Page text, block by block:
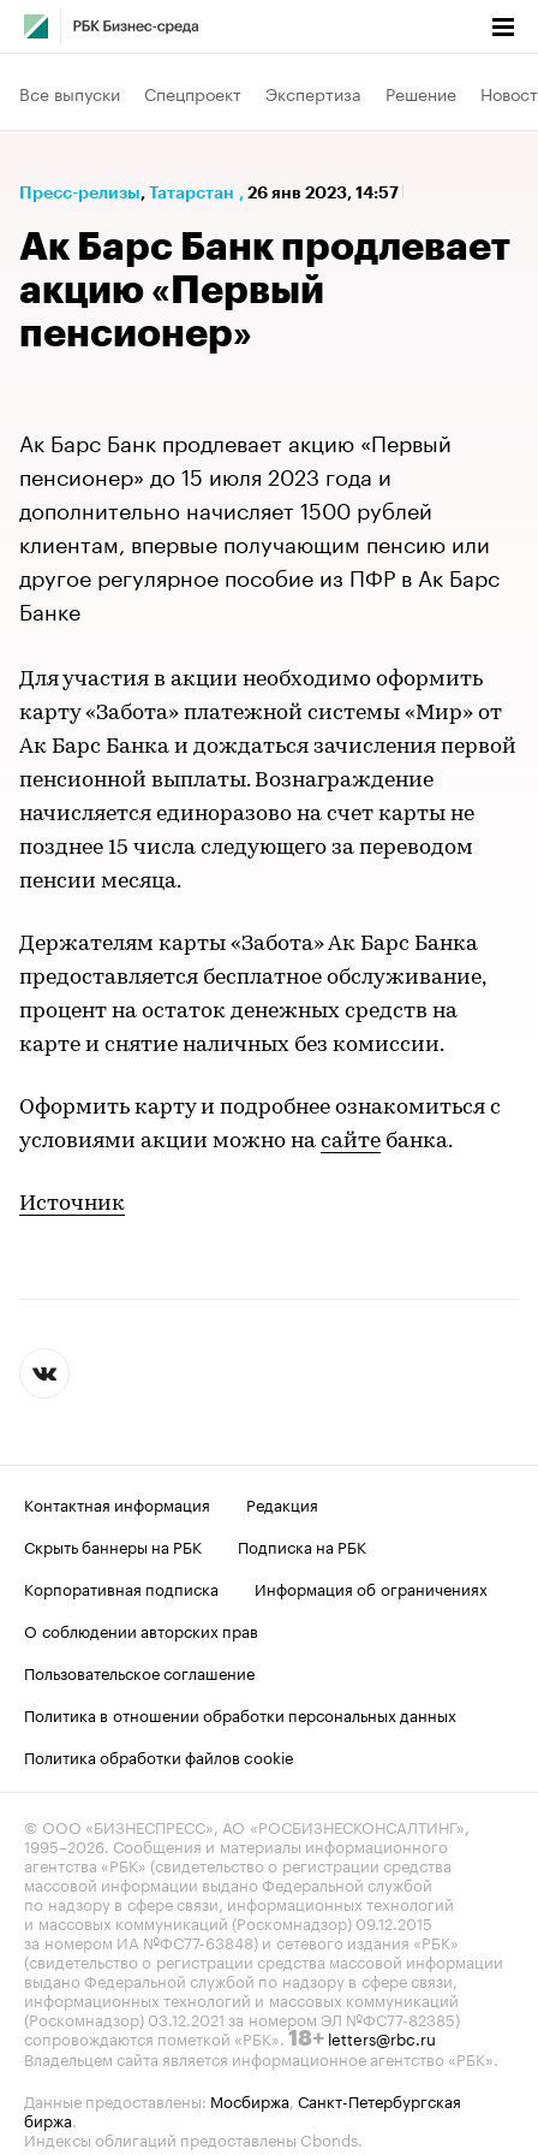
Все выпуски Спецпроект Экспертиза Решение
Пресс-релизы⁠, Татарстан , 26 янв 2023, 14:57
Ак Барс Банк продлевает
акцию «Первый
пенсионер»
​​​​​​​Ак Барс Банк продлевает акцию «Первый
пенсионер» до 15 июля 2023 года и
дополнительно начисляет 1500 рублей
клиентам, впервые получающим пенсию или
другое регулярное пособие из ПФР в Ак Барс
Банке
Для участия в акции необходимо оформить
карту «Забота» платежной системы «Мир» от
Ак Барс Банка и дождаться зачисления первой
пенсионной выплаты. Вознаграждение
начисляется единоразово на счет карты не
позднее 15 числа следующего за переводом
пенсии месяца.
Держателям карты «Забота» Ак Барс Банка
предоставляется бесплатное обслуживание,
процент на остаток денежных средств на
карте и снятие наличных без комиссии.
Оформить карту и подробнее ознакомиться с
условиями акции можно на сайте банка.
Источник
Контактная информация
Редакция
Скрыть баннеры на РБК
Подписка на РБК
Корпоративная подписка
Информация об ограничениях
О соблюдении авторских прав
Пользовательское соглашение
Политика в отношении обработки персональных данных
Политика обработки файлов cookie
© ООО «БИЗНЕСПРЕСС», АО «РОСБИЗНЕСКОНСАЛТИНГ»,
1995–2026. Сообщения и материалы информационного
агентства «РБК» (свидетельство о регистрации средства
массовой информации выдано Федеральной службой
по надзору в сфере связи, информационных технологий
и массовых коммуникаций (Роскомнадзор) 09.12.2015
за номером ИА №ФС77-63848) и сетевого издания «РБК»
(свидетельство о регистрации средства массовой информации
выдано Федеральной службой по надзору в сфере связи,
информационных технологий и массовых коммуникаций
(Роскомнадзор) 03.12.2021 за номером ЭЛ №ФС77-82385)
сопровождаются пометкой «РБК». 18+ letters@rbc.ru
Владельцем сайта является информационное агентство «РБК».
Данные предоставлены: Мосбиржа, Санкт-Петербургская
биржа.
Индексы облигаций предоставлены Cbonds.